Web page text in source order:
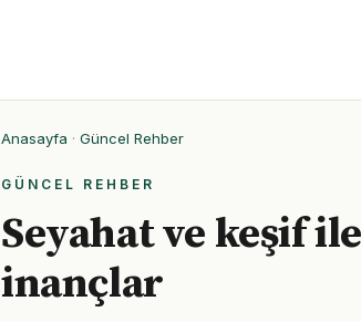
Anasayfa · Güncel Rehber
GÜNCEL REHBER
Seyahat ve keşif
inançlar